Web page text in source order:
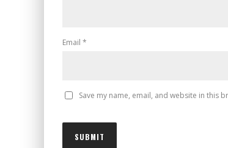
Email *
Save my name, email, and website in this